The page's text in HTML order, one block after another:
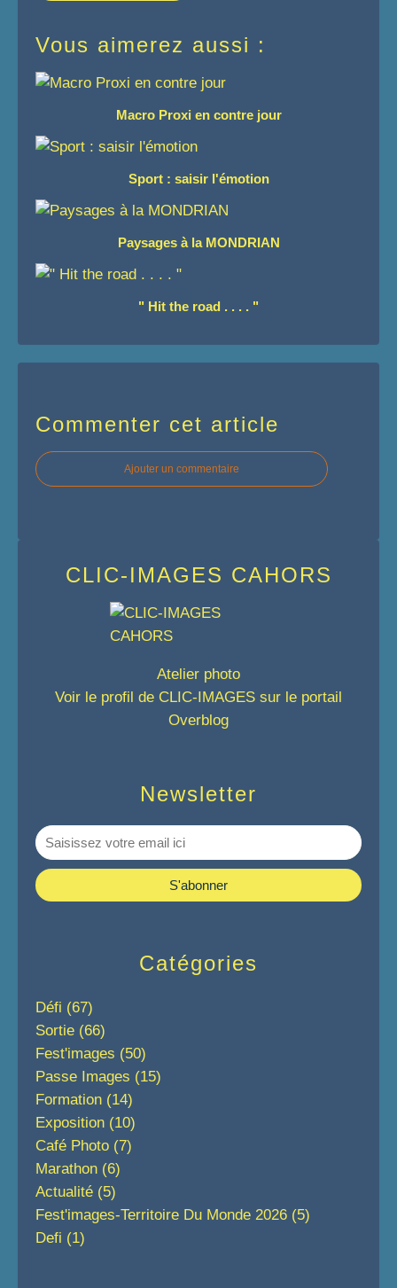
Vous aimerez aussi :
Macro Proxi en contre jour
Sport : saisir l'émotion
Paysages à la MONDRIAN
" Hit the road . . . . "
Commenter cet article
Ajouter un commentaire
Newsletter
Catégories
Défi (67)
Sortie (66)
Fest'images (50)
Passe Images (15)
Formation (14)
Exposition (10)
Café Photo (7)
Marathon (6)
Actualité (5)
Fest'images-Territoire Du Monde 2026 (5)
Defi (1)
CLIC-IMAGES CAHORS
Atelier photo
Voir le profil de CLIC-IMAGES sur le portail
Overblog